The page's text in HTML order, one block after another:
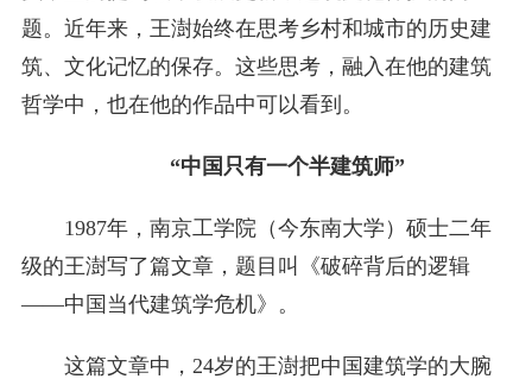
题。近年来，王澍始终在思考乡村和城市的历史建
筑、文化记忆的保存。这些思考，融入在他的建筑
哲学中，也在他的作品中可以看到。
“中国只有一个半建筑师”
1987年，南京工学院（今东南大学）硕士二年
级的王澍写了篇文章，题目叫《破碎背后的逻辑
——中国当代建筑学危机》。
这篇文章中，24岁的王澍把中国建筑学的大腕